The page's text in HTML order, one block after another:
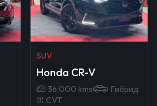
SUV
Honda CR-V
36,000 kms
Гибрид
CVT